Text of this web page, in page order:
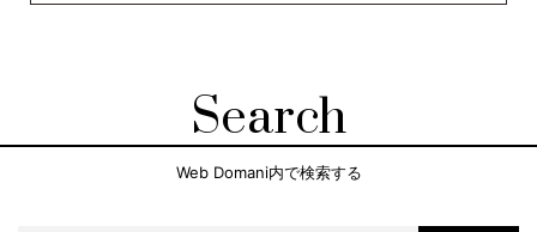
Search
Web Domani内で検索する